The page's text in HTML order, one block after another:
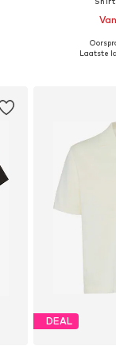
Laatste
DEAL